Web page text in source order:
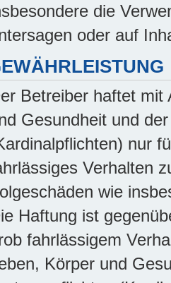
die
oder auf
Betreiber haftet mit
Gesundheit und
nur
Verhalten
wie
Haftung ist
fahrlässigem
Körper und